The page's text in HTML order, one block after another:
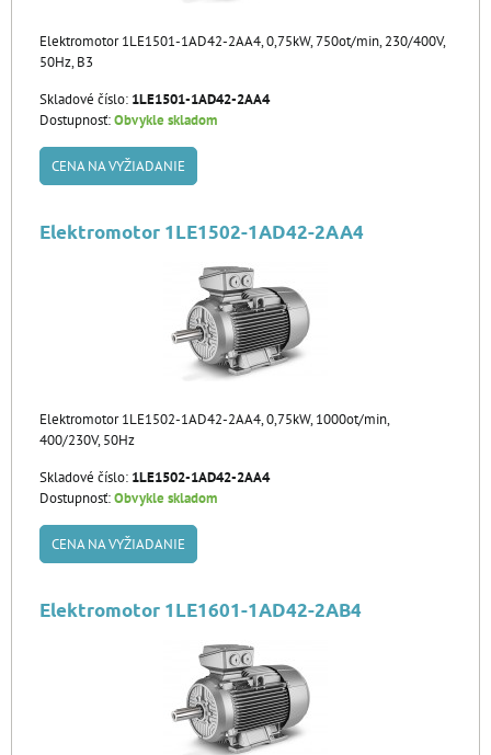
Elektromotor 1LE1501-1AD42-2AA4, 0,75kW, 750ot/min, 230/400V,
50Hz, B3
Skladové číslo: 1LE1501-1AD42-2AA4
Dostupnosť:Obvykle skladom
CENA NA VYŽIADANIE
Elektromotor 1LE1502-1AD42-2AA4
Elektromotor 1LE1502-1AD42-2AA4, 0,75kW, 1000ot/min,
400/230V, 50Hz
Skladové číslo: 1LE1502-1AD42-2AA4
Dostupnosť:Obvykle skladom
CENA NA VYŽIADANIE
Elektromotor 1LE1601-1AD42-2AB4